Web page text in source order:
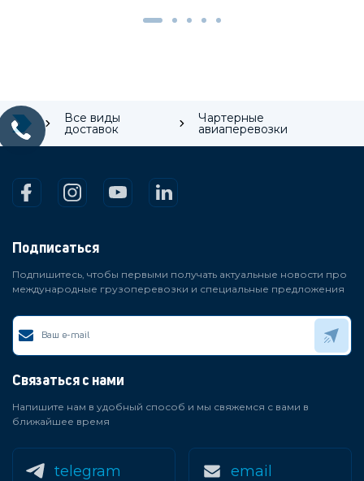
Все виды
доставок
Чартерные
авиаперевозки
Подписаться
Подпишитесь, чтобы первыми получать актуальные новости про
международные грузоперевозки и специальные предложения
Связаться с нами
Напишите нам в удобный способ и мы свяжемся с вами в
ближайшее время
telegram email